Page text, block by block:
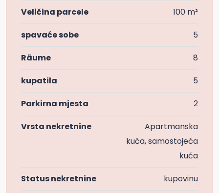
Veličina parcele 100 m²
spavaće sobe 5
Räume 8
kupatila 5
Parkirna mjesta 2
Vrsta nekretnine
Apartmanska
kuća, samostojeća
kuća
Status nekretnine kupovinu